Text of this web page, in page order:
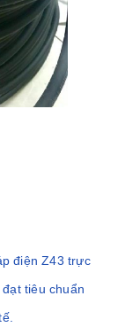
điện Z43 trực
tiêu chuẩn